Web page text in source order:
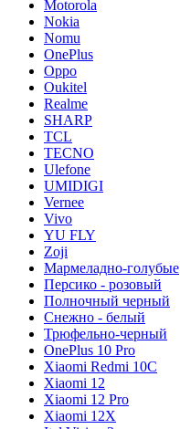
Motorola
Nokia
Nomu
OnePlus
Oppo
Oukitel
Realme
SHARP
TCL
TECNO
Ulefone
UMIDIGI
Vernee
Vivo
YU FLY
Zoji
Мармеладно-голубые
Персико - розовый
Полночный черный
Снежно - белый
Трюфельно-черный
OnePlus 10 Pro
Xiaomi Redmi 10C
Xiaomi 12
Xiaomi 12 Pro
Xiaomi 12X